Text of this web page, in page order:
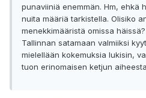
punaviiniä enemmän. Hm, ehkä
nuita määriä tarkistella. Olisiko
menekkimääristä omissa
Tallinnan satamaan valmiiksi
mielellään kokemuksia lukisin,
tuon erinomaisen ketjun